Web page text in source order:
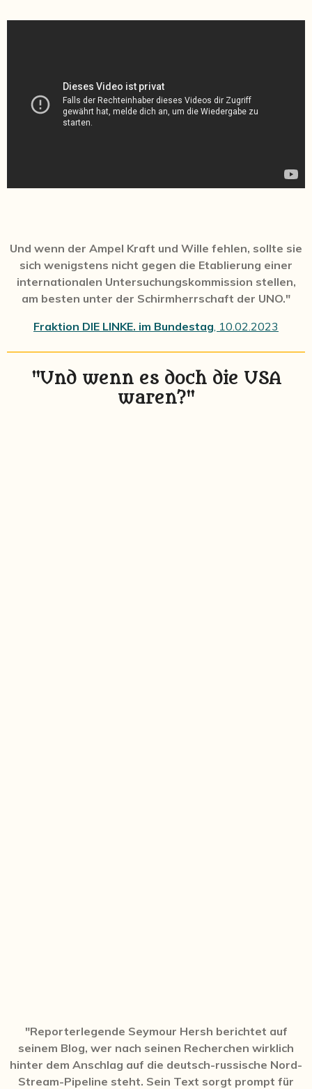
Und wenn der Ampel Kraft und Wille fehlen, sollte sie
sich wenigstens nicht gegen die Etablierung einer
internationalen Untersuchungskommission stellen,
am besten unter der Schirmherrschaft der UNO."
Fraktion DIE LINKE. im Bundestag , 10.02.2023
"Und wenn es doch die USA
waren?"
"Reporterlegende Seymour Hersh berichtet auf
seinem Blog, wer nach seinen Recherchen wirklich
hinter dem Anschlag auf die deutsch-russische Nord-
Stream-Pipeline steht. Sein Text sorgt prompt für